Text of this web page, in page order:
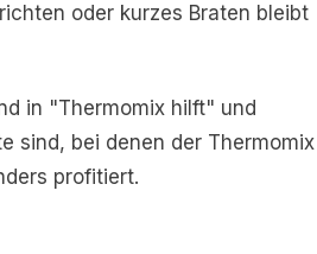
oder kurzes Braten bleibt
in "Thermomix hilft" und
sind, bei denen der Thermomix
profitiert.